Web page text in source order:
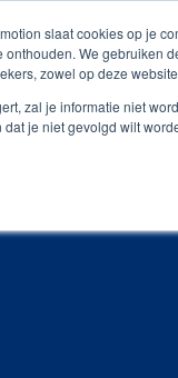
slaat cookies op je
onthouden. We gebruiken
zowel op deze
zal je informatie niet
dat je niet gevolgd wilt
Gratis